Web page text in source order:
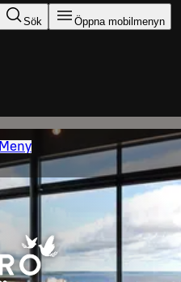
Sök Öppna mobilmenyn
Meny